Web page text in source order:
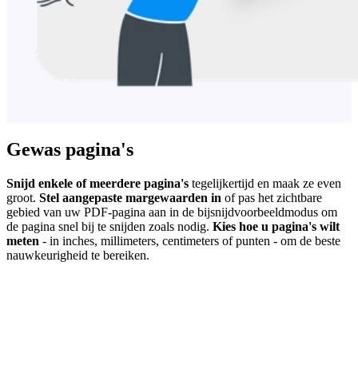
Gewas pagina's
Snijd enkele of meerdere pagina's tegelijkertijd en maak ze even
groot. Stel aangepaste margewaarden in of pas het zichtbare
gebied van uw PDF-pagina aan in de bijsnijdvoorbeeldmodus om
de pagina snel bij te snijden zoals nodig. Kies hoe u pagina's wilt
meten - in inches, millimeters, centimeters of punten - om de beste
nauwkeurigheid te bereiken.